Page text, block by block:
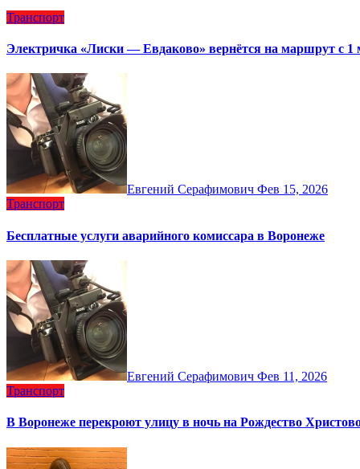
Транспорт
Электричка «Лиски — Евдаково» вернётся на маршрут с 1
Евгений Серафимович Фев 15, 2026
Транспорт
Бесплатные услуги аварийного комиссара в Воронеже
Евгений Серафимович Фев 11, 2026
Транспорт
В Воронеже перекроют улицу в ночь на Рождество